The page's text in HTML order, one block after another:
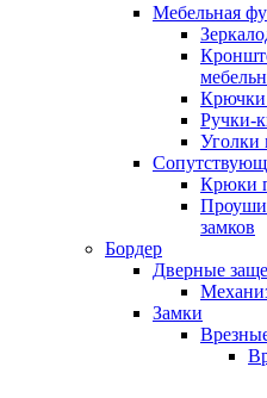
Мебельная
Крючки
Ручки-
Уголки
Крюки
замков
Бордер
Дверные
Замки